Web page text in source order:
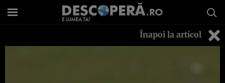
Înapoi la articol